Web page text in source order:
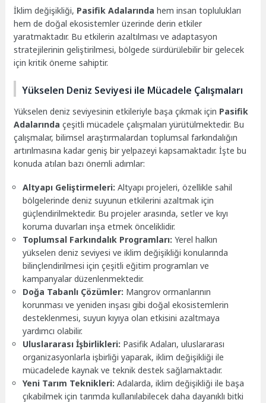
İklim değişikliği, Pasifik Adalarında hem insan toplulukları
hem de doğal ekosistemler üzerinde derin etkiler
yaratmaktadır. Bu etkilerin azaltılması ve adaptasyon
stratejilerinin geliştirilmesi, bölgede sürdürülebilir bir gelecek
için kritik öneme sahiptir.
Yükselen Deniz Seviyesi ile Mücadele Çalışmaları
Yükselen deniz seviyesinin etkileriyle başa çıkmak için Pasifik
Adalarında çeşitli mücadele çalışmaları yürütülmektedir. Bu
çalışmalar, bilimsel araştırmalardan toplumsal farkındalığın
artırılmasına kadar geniş bir yelpazeyi kapsamaktadır. İşte bu
konuda atılan bazı önemli adımlar:
Altyapı Geliştirmeleri: Altyapı projeleri, özellikle sahil
bölgelerinde deniz suyunun etkilerini azaltmak için
güçlendirilmektedir. Bu projeler arasında, setler ve kıyı
koruma duvarları inşa etmek önceliklidir.
Toplumsal Farkındalık Programları: Yerel halkın
yükselen deniz seviyesi ve iklim değişikliği konularında
bilinçlendirilmesi için çeşitli eğitim programları ve
kampanyalar düzenlenmektedir.
Doğa Tabanlı Çözümler: Mangrov ormanlarının
korunması ve yeniden inşası gibi doğal ekosistemlerin
desteklenmesi, suyun kıyıya olan etkisini azaltmaya
yardımcı olabilir.
Uluslararası İşbirlikleri: Pasifik Adaları, uluslararası
organizasyonlarla işbirliği yaparak, iklim değişikliği ile
mücadelede kaynak ve teknik destek sağlamaktadır.
Yeni Tarım Teknikleri: Adalarda, iklim değişikliği ile başa
çıkabilmek için tarımda kullanılabilecek daha dayanıklı bitki